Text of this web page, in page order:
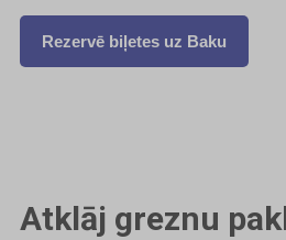
Rezervē biļetes uz Baku
Atklāj greznu